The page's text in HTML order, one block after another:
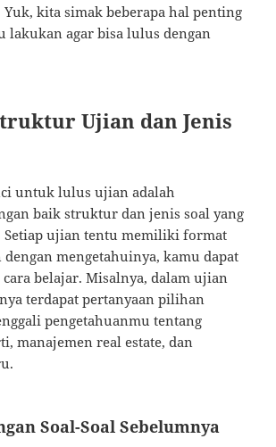
kita simak beberapa hal penting
lakukan agar bisa lulus dengan
Ujian dan Jenis
untuk lulus ujian adalah
baik struktur dan jenis soal yang
Setiap ujian tentu memiliki format
mengetahuinya, kamu dapat
belajar. Misalnya, dalam ujian
terdapat pertanyaan pilihan
pengetahuanmu tentang
manajemen real estate, dan
Soal-Soal Sebelumnya